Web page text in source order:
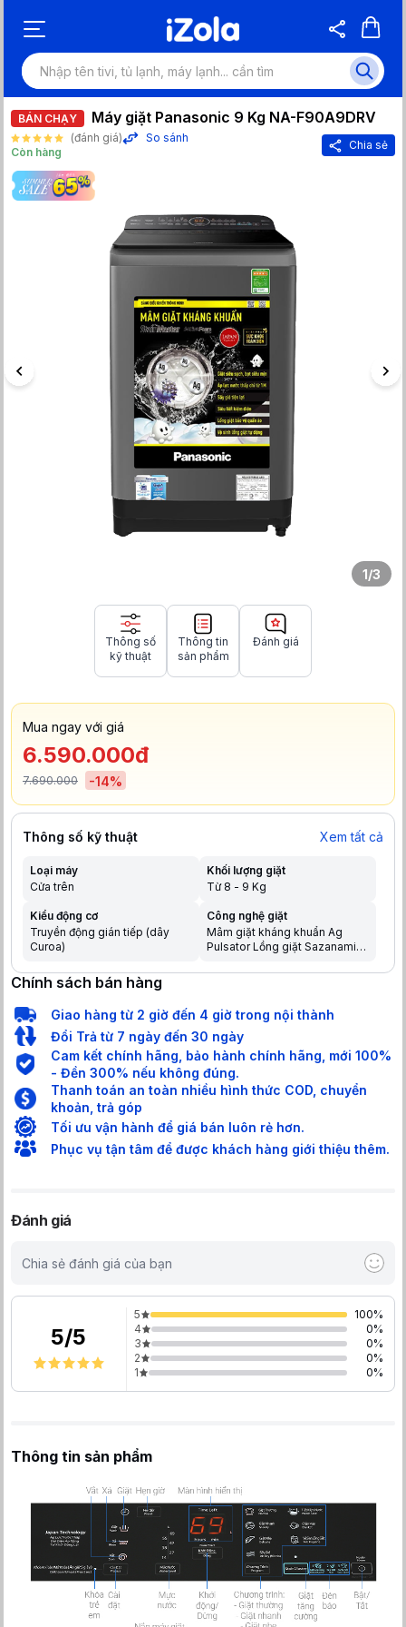
BÁN CHẠY Máy giặt Panasonic 9 Kg NA-F90A9DRV
(đánh giá)
So sánh
Còn hàng
Chia sẻ
1/3
Thông số
kỹ thuật
Thông tin
sản phẩm
Đánh giá
Mua ngay với giá
6.590.000đ
7.690.000 -14%
Thông số kỹ thuật Xem tất cả
Loại máy
Cửa trên
Khối lượng giặt
Từ 8 - 9 Kg
Kiểu động cơ
Truyền động gián tiếp (dây
Curoa)
Công nghệ giặt
Mâm giặt kháng khuẩn Ag
Pulsator Lồng giặt Sazanami
Flow Hệ thống ActiveFoam
biệt StainMaster
Chính sách bán hàng
Giao hàng từ 2 giờ đến 4 giờ trong nội thành
Đổi Trả từ 7 ngày đến 30 ngày
Cam kết chính hãng, bảo hành chính hãng, mới 100%
- Đền 300% nếu không đúng.
Thanh toán an toàn nhiều hình thức COD, chuyển
khoản, trả góp
Tối ưu vận hành để giá bán luôn rẻ hơn.
Phục vụ tận tâm để được khách hàng giới thiệu thêm.
Đánh giá
Chia sẻ đánh giá của bạn
5/5
5 100%
4
0%
3
0%
2
0%
1
0%
Thông tin sản phẩm